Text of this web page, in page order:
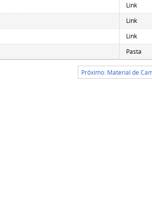
Link
Link
Link
Pasta
Próximo: Material de